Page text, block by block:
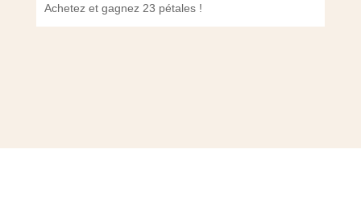
Achetez et gagnez 23 pétales !